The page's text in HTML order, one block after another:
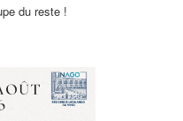
du reste !